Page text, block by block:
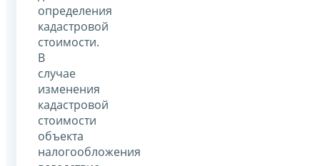
определения
кадастровой
стоимости.
В
случае
изменения
кадастровой
стоимости
объекта
налогообложения